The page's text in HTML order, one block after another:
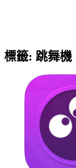
標籤: 跳舞機